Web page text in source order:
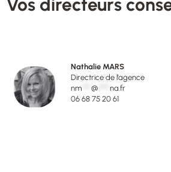
Nathalie MARS
Directrice de l’agence
nm
@
na.fr
06 68 75 20 61